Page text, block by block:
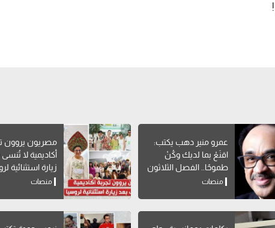
عمرو منير دهب يكتب:
اقنَعْ بما لديك وكُنْ
طموحًا.. الفصل الثلاثون
من كتاب "افعل ولا
منصات
مصريون يروون
أكاديمية لا
زيارة استثنائية
منصات